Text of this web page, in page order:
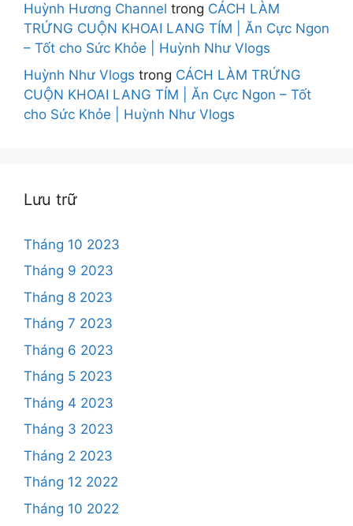
Huỳnh Hương Channel trong CÁCH LÀM
TRỨNG CUỘN KHOAI LANG TÍM | Ăn Cực Ngon
– Tốt cho Sức Khỏe | Huỳnh Như Vlogs
Huỳnh Như Vlogs trong CÁCH LÀM TRỨNG
CUỘN KHOAI LANG TÍM | Ăn Cực Ngon – Tốt
cho Sức Khỏe | Huỳnh Như Vlogs
Lưu trữ
Tháng 10 2023
Tháng 9 2023
Tháng 8 2023
Tháng 7 2023
Tháng 6 2023
Tháng 5 2023
Tháng 4 2023
Tháng 3 2023
Tháng 2 2023
Tháng 12 2022
Tháng 10 2022